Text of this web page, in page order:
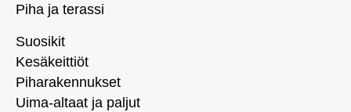
Piha ja terassi
Suosikit
Kesäkeittiöt
Piharakennukset
Uima-altaat ja paljut